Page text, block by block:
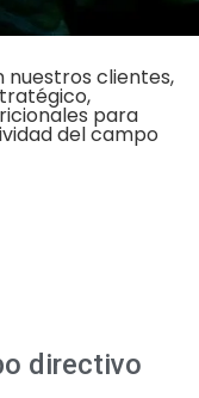
clientes,
para
del campo
directivo